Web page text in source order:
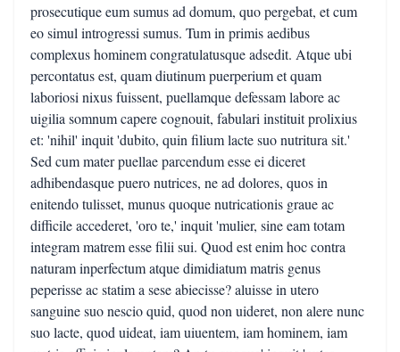
prosecutique eum sumus ad domum, quo pergebat, et cum
eo simul introgressi sumus. Tum in primis aedibus
complexus hominem congratulatusque adsedit. Atque ubi
percontatus est, quam diutinum puerperium et quam
laboriosi nixus fuissent, puellamque defessam labore ac
uigilia somnum capere cognouit, fabulari instituit prolixius
et: 'nihil' inquit 'dubito, quin filium lacte suo nutritura sit.'
Sed cum mater puellae parcendum esse ei diceret
adhibendasque puero nutrices, ne ad dolores, quos in
enitendo tulisset, munus quoque nutricationis graue ac
difficile accederet, 'oro te,' inquit 'mulier, sine eam totam
integram matrem esse filii sui. Quod est enim hoc contra
naturam inperfectum atque dimidiatum matris genus
peperisse ac statim a sese abiecisse? aluisse in utero
sanguine suo nescio quid, quod non uideret, non alere nunc
suo lacte, quod uideat, iam uiuentem, iam hominem, iam